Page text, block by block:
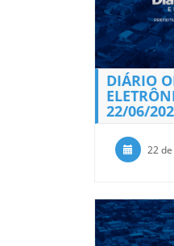
DIÁRIO
22/06/
22